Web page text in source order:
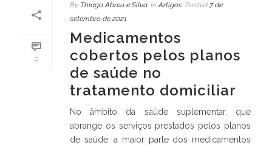
0
By Thiago Abreu e Silva In Artigos Posted 7 de
setembro de 2021
Medicamentos
cobertos pelos planos
de saúde no
tratamento domiciliar
No âmbito da saúde suplementar, que
abrange os serviços prestados pelos planos
de saúde, a maior parte dos medicamentos